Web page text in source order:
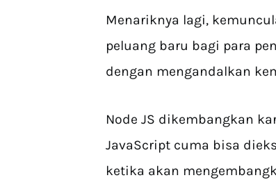
Menariknya lagi,
peluang baru bagi para
dengan mengandalkan
Node JS dikembangkan
JavaScript cuma bisa
ketika akan